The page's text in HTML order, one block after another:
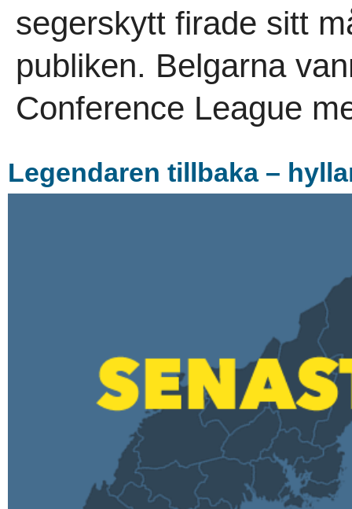
segerskytt firade sitt
publiken. Belgarna
Conference League
Legendaren tillbaka –